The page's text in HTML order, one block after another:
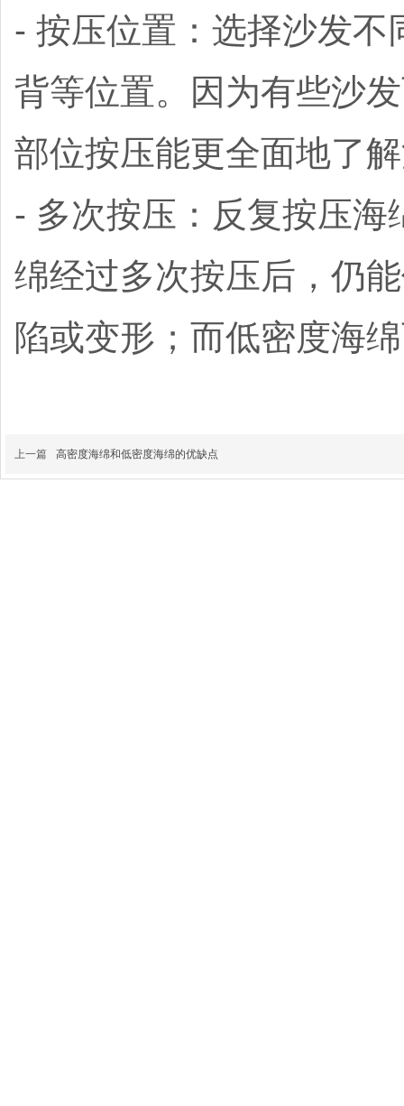
- 按压位置：选择沙发
背等位置。因为有些沙
部位按压能更全面地了
- 多次按压：反复按压
绵经过多次按压后，仍
陷或变形；而低密度海
上一篇 高密度海绵和低密度海绵的优缺点